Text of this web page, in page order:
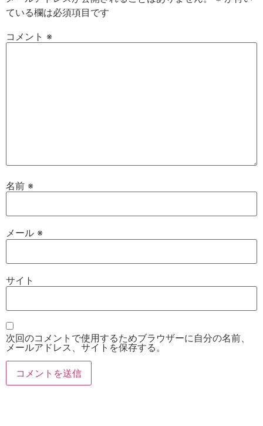
ている欄は必須項目です
コメント ※
名前 ※
メール ※
サイト
次回のコメントで使用するためブラウザーに自分の名前、
メールアドレス、サイトを保存する。